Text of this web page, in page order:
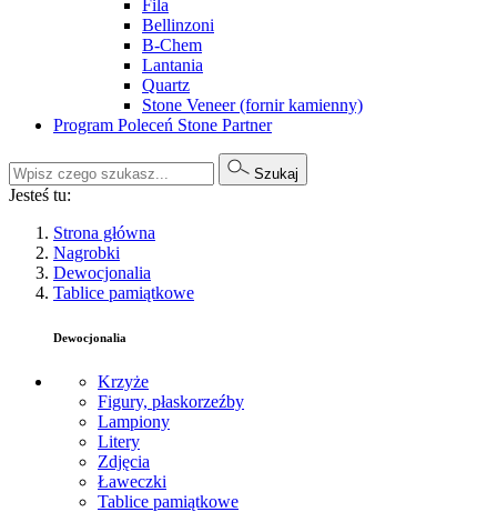
Fila
Bellinzoni
B-Chem
Lantania
Quartz
Stone Veneer (fornir kamienny)
Program Poleceń Stone Partner
Szukaj
Jesteś tu:
Strona główna
Nagrobki
Dewocjonalia
Tablice pamiątkowe
Dewocjonalia
Krzyże
Figury, płaskorzeźby
Lampiony
Litery
Zdjęcia
Ławeczki
Tablice pamiątkowe